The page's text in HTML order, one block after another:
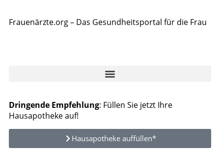
Frauenärzte.org – Das Gesundheitsportal für die Frau
Dringende Empfehlung: Füllen Sie jetzt Ihre
Hausapotheke auf!
Hausapotheke auffüllen*